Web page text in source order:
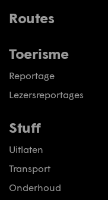
Routes
Toerisme
Reportage
Lezersreportages
Stuff
Uitlaten
Transport
Onderhoud